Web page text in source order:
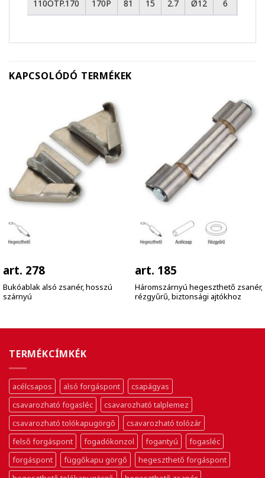
110OTP.170 170P 81 15 2.7 Ø12 6
KAPCSOLÓDÓ TERMÉKEK
art. 278
Bukóablak alsó zsanér, hosszú
szárnyú
art. 185
Háromszárnyú hegeszthető zsanér,
rézgyűrű, biztonsági ajtókhoz
TERMÉKCÍMKÉK
acélcsapos alsó forgáspont
csapágyas
csavarozható fogasléc
csavarozható talplemez
csavarozható tolókapugörgő
csavarozható tolózár
felső forgáspont
fogadókonzol fogantyú
fogasléc
forgáspont
függőkapu görgő
hegeszthető forgáspont